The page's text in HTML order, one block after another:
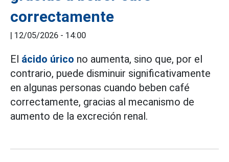
correctamente
| 12/05/2026 - 14:00
El ácido úrico no aumenta, sino que, por el
contrario, puede disminuir significativamente
en algunas personas cuando beben café
correctamente, gracias al mecanismo de
aumento de la excreción renal.